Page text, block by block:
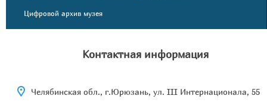
Цифровой архив музея
Контактная информация
Челябинская обл., г.Юрюзань, ул. III Интернационала, 55